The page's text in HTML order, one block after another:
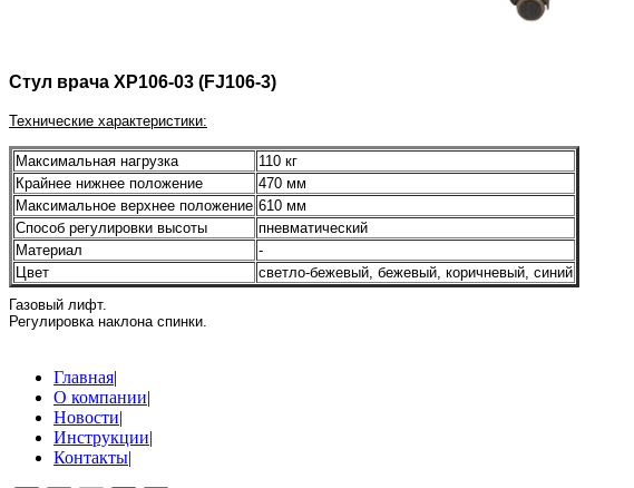
Стул врача XP106-03 (FJ106-3)
Технические характеристики:
Максимальная нагрузка
110 кг
Крайнее нижнее положение
470 мм
Максимальное верхнее положение 610 мм
Способ регулировки высоты
пневматический
Материал
-
Цвет
светло-бежевый, бежевый, коричневый, синий
Газовый лифт.
Регулировка наклона спинки.
Главная|
О компании|
Новости|
Инструкции|
Контакты|